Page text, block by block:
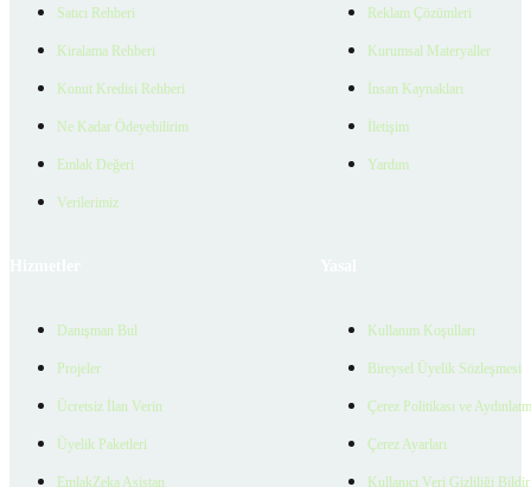
Satıcı Rehberi
Kiralama Rehberi
Konut Kredisi Rehberi
Ne Kadar Ödeyebilirim
Emlak Değeri
Verilerimiz
Reklam Çözümleri
Kurumsal Materyaller
İnsan Kaynakları
İletişim
Yardım
Danışman Bul
Projeler
Ücretsiz İlan Verin
Üyelik Paketleri
EmlakZeka Asistan
Kullanım Koşulları
Bireysel Üyelik Sözleşmesi
Çerez Politikası ve
Çerez Ayarları
Kullanıcı Veri Gizliliği